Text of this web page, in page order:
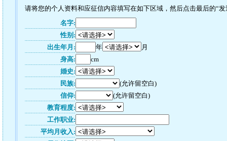
请将您的个人资料和应征信内容填写在如下区域，然后点击最后的“
名字:
性别:
出生年月:
年
月
身高:
cm
婚史:
民族:
(允许留空白)
信仰:
(允许留空白)
教育程度:
工作职业:
平均月收入: